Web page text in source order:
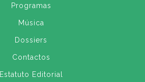
Programas
Música
Dossiers
Contactos
Estatuto Editorial